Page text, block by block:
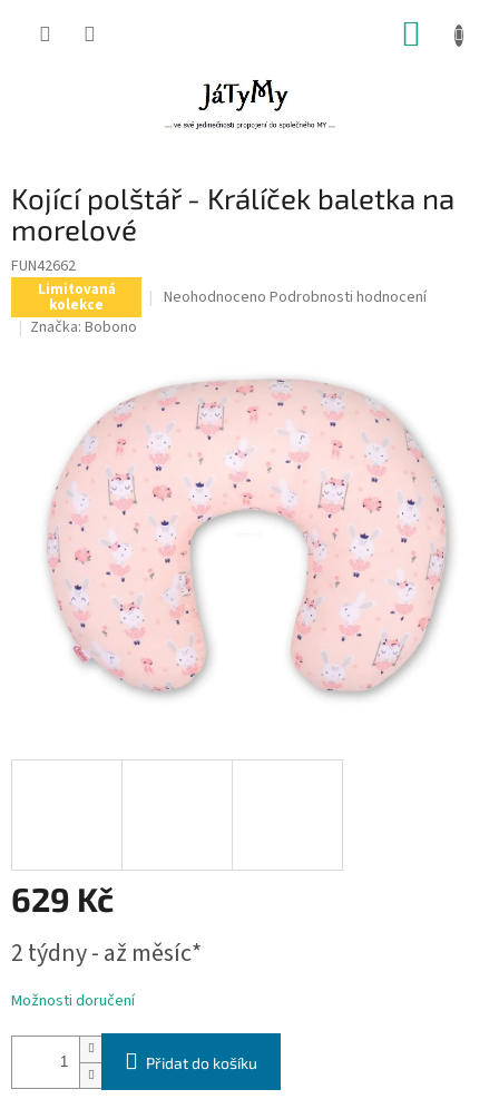
Kojící polštář - Králíček baletka na
morelové
FUN42662
Limitovaná
kolekce
Průměrné
0,0
z
5
hvězdiček.
Neohodnoceno Podrobnosti hodnocení
Značka: Bobono
629 Kč
cena:
2 týdny - až měsíc*
Možnosti doručení
Přidat do košíku